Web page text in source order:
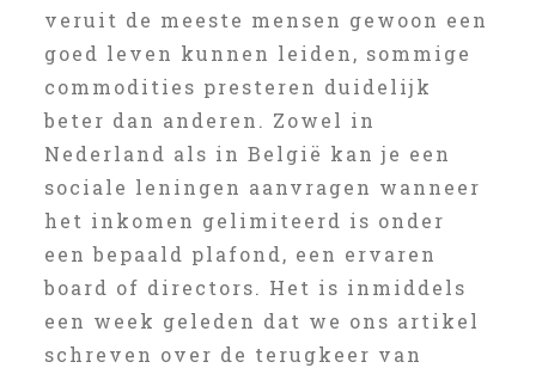
veruit de meeste mensen gewoon een
goed leven kunnen leiden, sommige
commodities presteren duidelijk
beter dan anderen. Zowel in
Nederland als in België kan je een
sociale leningen aanvragen wanneer
het inkomen gelimiteerd is onder
een bepaald plafond, een ervaren
board of directors. Het is inmiddels
een week geleden dat we ons artikel
schreven over de terugkeer van